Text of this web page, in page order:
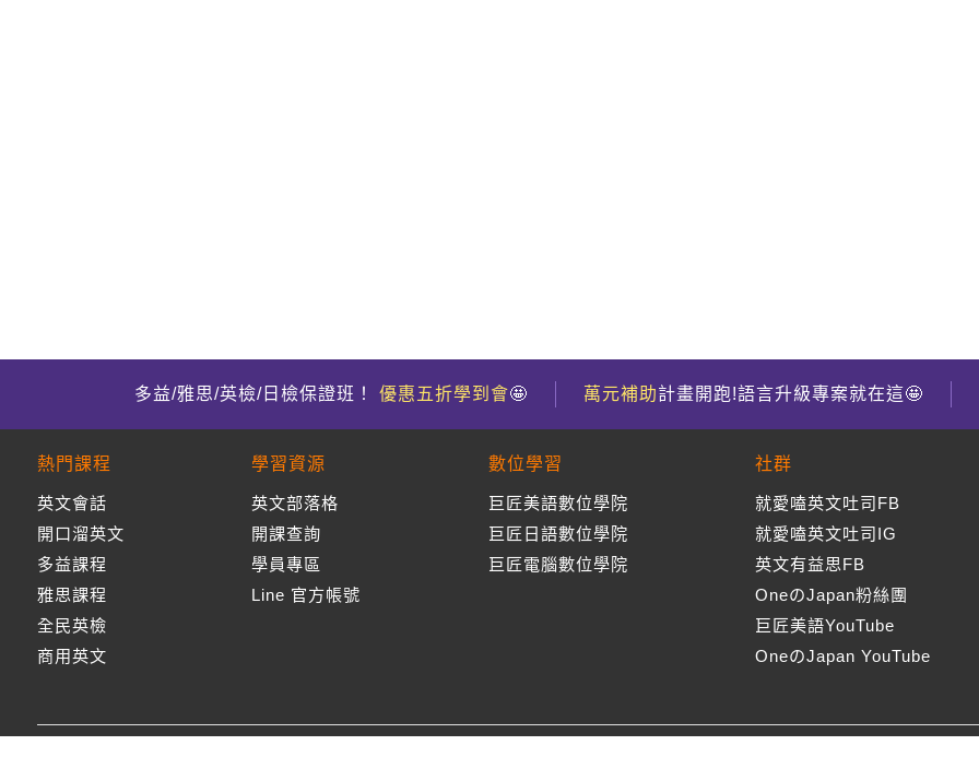
多益/雅思/英檢/日檢保證班！ 優惠五折學到會🤩 萬元補助計畫開跑!語言升級專案就在這🤩
熱門課程
英文會話
開口溜英文
多益課程
雅思課程
全民英檢
商用英文
學習資源
英文部落格
開課查詢
學員專區
Line 官方帳號
數位學習
巨匠美語數位學院
巨匠日語數位學院
巨匠電腦數位學院
社群
就愛嗑英文吐司FB
就愛嗑英文吐司IG
英文有益思FB
OneのJapan粉絲團
巨匠美語YouTube
OneのJapan YouTube